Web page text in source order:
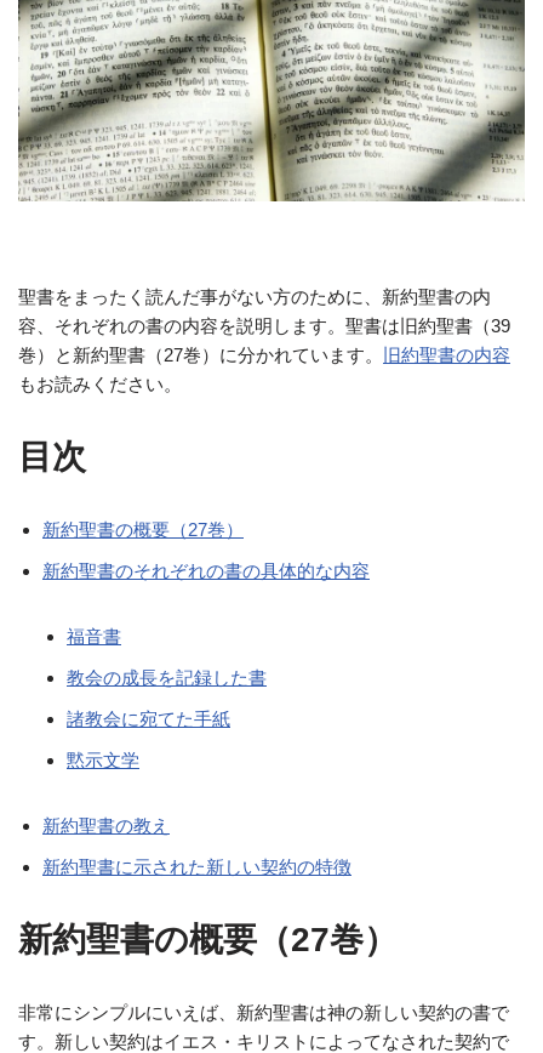
聖書をまったく読んだ事がない方のために、新約聖書の内
容、それぞれの書の内容を説明します。聖書は旧約聖書（39
巻）と新約聖書（27巻）に分かれています。
旧約聖書の内容
もお読みください。
目次
新約聖書の概要（27巻）
新約聖書のそれぞれの書の具体的な内容
福音書
教会の成長を記録した書
諸教会に宛てた手紙
黙示文学
新約聖書の教え
新約聖書に示された新しい契約の特徴
新約聖書の概要（27巻）
非常にシンプルにいえば、新約聖書は神の新しい契約の書で
す。新しい契約はイエス・キリストによってなされた契約で